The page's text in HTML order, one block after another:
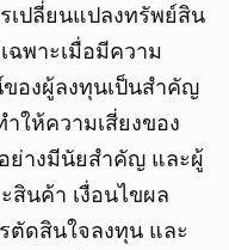
เปลี่ยนแปลงทรัพย์สิน
ฉพาะเมื่อมีความ
องผู้ลงทุนเป็นสำคัญ
ให้ความเสี่ยงของ
ย่างมีนัยสำคัญ และผู้
สินค้า เงื่อนไขผล
ตัดสินใจลงทุน และ